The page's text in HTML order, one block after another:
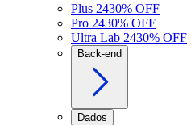
Plus 2430% OFF
Pro 2430% OFF
Ultra Lab 2430% OFF
Back-end
Dados